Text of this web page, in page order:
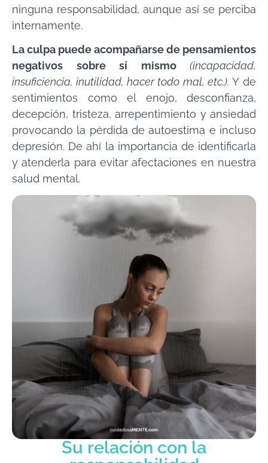
ninguna responsabilidad, aunque así se perciba
internamente.
La culpa puede acompañarse de pensamientos
negativos sobre sí mismo
(incapacidad,
insuficiencia, inutilidad, hacer todo mal, etc.). Y de
sentimientos como el enojo, desconfianza,
decepción, tristeza, arrepentimiento y ansiedad
provocando la pérdida de autoestima e incluso
depresión. De ahí la importancia de identificarla
y atenderla para evitar afectaciones en nuestra
salud mental.
Su relación con la